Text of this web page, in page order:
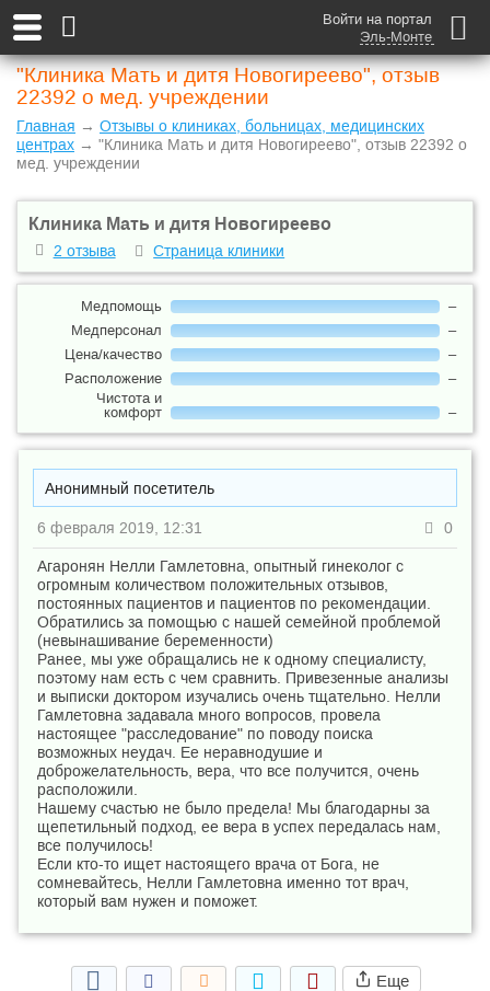
Войти на портал
Эль-Монте
"Клиника Мать и дитя Новогиреево", отзыв
22392 о мед. учреждении
Главная → Отзывы о клиниках, больницах, медицинских
центрах → "Клиника Мать и дитя Новогиреево", отзыв 22392 о
мед. учреждении
Клиника Мать и дитя Новогиреево
2 отзыва Страница клиники
Медпомощь
–
Медперсонал
–
Цена/качество
–
Расположение
–
Чистота и
комфорт
–
Анонимный посетитель
0
6 февраля 2019, 12:31
Агаронян Нелли Гамлетовна, опытный гинеколог с
огромным количеством положительных отзывов,
постоянных пациентов и пациентов по рекомендации.
Обратились за помощью с нашей семейной проблемой
(невынашивание беременности)
Ранее, мы уже обращались не к одному специалисту,
поэтому нам есть с чем сравнить. Привезенные анализы
и выписки доктором изучались очень тщательно. Нелли
Гамлетовна задавала много вопросов, провела
настоящее "расследование" по поводу поиска
возможных неудач. Ее неравнодушие и
доброжелательность, вера, что все получится, очень
расположили.
Нашему счастью не было предела! Мы благодарны за
щепетильный подход, ее вера в успех передалась нам,
все получилось!
Если кто-то ищет настоящего врача от Бога, не
сомневайтесь, Нелли Гамлетовна именно тот врач,
который вам нужен и поможет.
Еще